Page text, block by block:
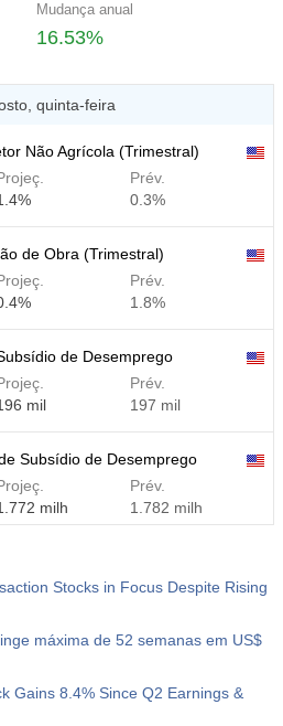
Mudança anual
16.53%
quinta-feira
Não Agrícola (Trimestral)
Prév.
0.3%
de Obra (Trimestral)
Prév.
1.8%
de Desemprego
mil
Prév.
197 mil
Subsídio de Desemprego
milh
Prév.
1.782 milh
Stocks in Focus Despite Rising
máxima de 52 semanas em US$
Gains 8.4% Since Q2 Earnings &